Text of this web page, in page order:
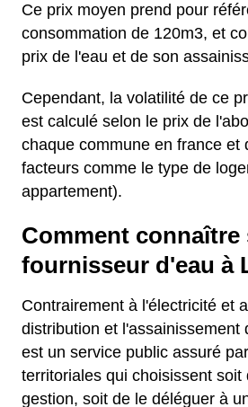
Ce prix moyen prend pour
consommation de 120m3, et
prix de l'eau et de son
Cependant, la volatilité de ce
est calculé selon le prix de
chaque commune en france et
facteurs comme le type de
appartement).
Comment connaître
fournisseur d'eau à
Contrairement à l'électricité et
distribution et l'assainissement
est un service public assuré
territoriales qui choisissent soit
gestion, soit de le déléguer à